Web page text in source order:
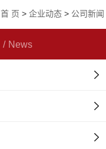
首 页 > 企业动态 > 公司新闻
News